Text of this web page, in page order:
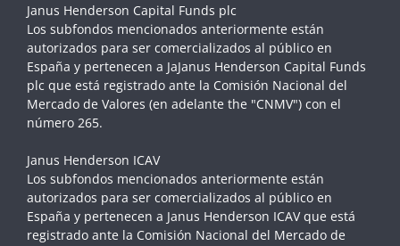
Janus Henderson Capital Funds plc
Los subfondos mencionados anteriormente están
autorizados para ser comercializados al público en
España y pertenecen a JaJanus Henderson Capital Funds
plc que está registrado ante la Comisión Nacional del
Mercado de Valores (en adelante the "CNMV") con el
número 265.
Janus Henderson ICAV
Los subfondos mencionados anteriormente están
autorizados para ser comercializados al público en
España y pertenecen a Janus Henderson ICAV que está
registrado ante la Comisión Nacional del Mercado de